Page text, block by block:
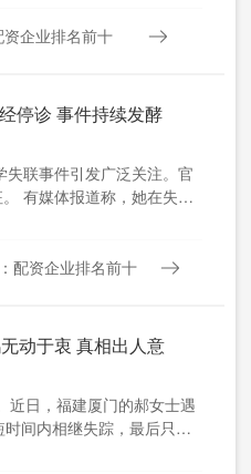
企业排名前十
停诊 事件持续发酵
联事件引发广泛关注。官
有媒体报道称，她在失联
配资企业排名前十
动于衷 真相出人意
近日，福建厦门的郝女士遇
间内相继失踪，最后只剩